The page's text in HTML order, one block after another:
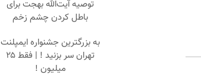
توصیه آیت‌الله بهجت برای
باطل کردن چشم زخم
به بزرگترین جشنواره ایمپلنت
تهران سر بزنید ! | فقط ۲۵
میلیون !